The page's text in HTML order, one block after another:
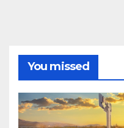
You missed